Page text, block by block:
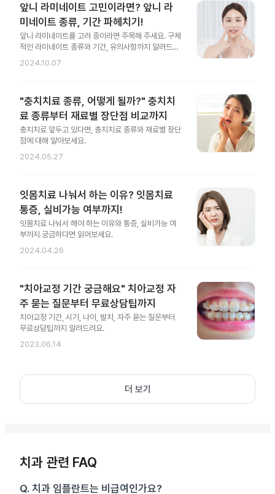
앞니 라미네이트 고민이라면? 앞니 라
미네이트 종류, 기간 파헤치기!
앞니 라미네이트를 고려 중이라면 주목해 주세요. 구체
적인 라미네이트 종류와 기간, 유의사항까지 알려드릴
게요.
2024.10.07
"충치치료 종류, 어떻게 될까?" 충치치
료 종류부터 재료별 장단점 비교까지
충치치료 앞두고 있다면, 충치치료 종류와 재료별 장단
점에 대해 알아보세요.
2024.05.27
잇몸치료 나눠서 하는 이유? 잇몸치료
통증, 실비가능 여부까지!
잇몸치료 나눠서 해야 하는 이유와 통증, 실비가능 여
부까지 궁금하다면 읽어보세요.
2024.04.26
"치아교정 기간 궁금해요" 치아교정 자
주 묻는 질문부터 무료상담팁까지
치아교정 기간, 시기, 나이, 발치, 자주 묻는 질문부터
무료상담팁까지 알려드려요.
2023.06.14
더 보기
치과 관련 FAQ
Q. 치과 임플란트는 비급여인가요?